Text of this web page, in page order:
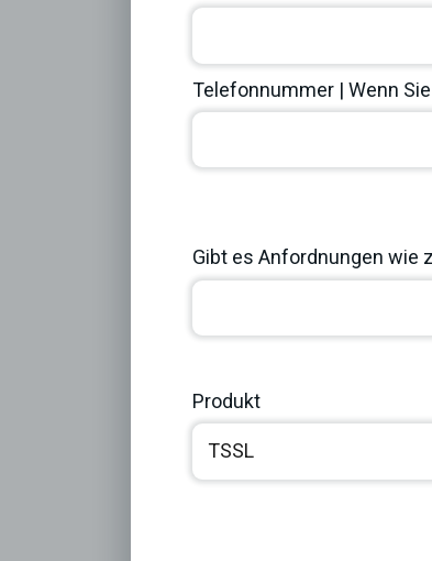
Telefonnummer | Wenn
Gibt es Anfordnungen wie
Produkt